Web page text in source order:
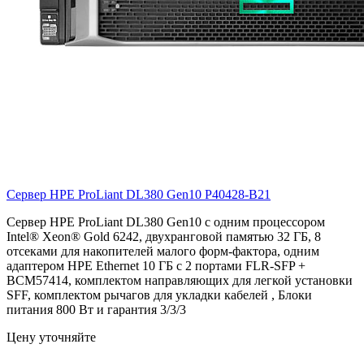
Сервер HPE ProLiant DL380 Gen10 P40428-B21
Сервер HPE ProLiant DL380 Gen10 с одним процессором
Intel® Xeon® Gold 6242, двухранговой памятью 32 ГБ, 8
отсеками для накопителей малого форм-фактора, одним
адаптером HPE Ethernet 10 ГБ с 2 портами FLR-SFP +
BCM57414, комплектом направляющих для легкой установки
SFF, комплектом рычагов для укладки кабелей , Блоки
питания 800 Вт и гарантия 3/3/3
Цену уточняйте